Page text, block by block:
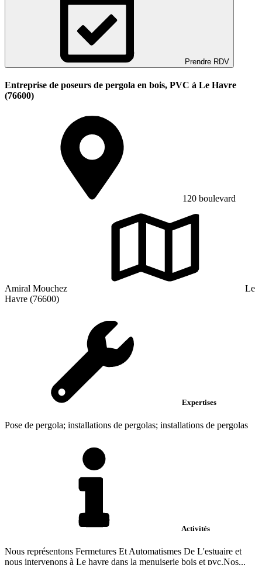
Prendre RDV
Entreprise de poseurs de pergola en bois, PVC à Le Havre
(76600)
120 boulevard
Amiral Mouchez
Le
Havre (76600)
Expertises
Pose de pergola; installations de pergolas; installations de pergolas
Activités
Nous représentons Fermetures Et Automatismes De L'estuaire et
nous intervenons à Le havre dans la menuiserie bois et pvc.Nos...